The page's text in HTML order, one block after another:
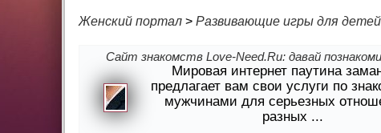
Женский портал> Развивающие игры для детей
Сайт знакомств Love-Need.Ru: давай
Мировая интернет паутина
предлагает вам свои услуги по
мужчинами для серьезных
разных ...